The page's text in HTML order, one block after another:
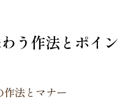
う作法とポイン
作法とマナー